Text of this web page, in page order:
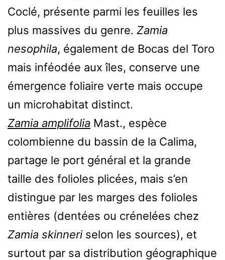
Coclé, présente parmi les feuilles les
plus massives du genre. Zamia
nesophila, également de Bocas del Toro
mais inféodée aux îles, conserve une
émergence foliaire verte mais occupe
un microhabitat distinct.
Zamia amplifolia Mast., espèce
colombienne du bassin de la Calima,
partage le port général et la grande
taille des folioles plicées, mais s’en
distingue par les marges des folioles
entières (dentées ou crénelées chez
Zamia skinneriselon les sources), et
surtout par sa distribution géographique